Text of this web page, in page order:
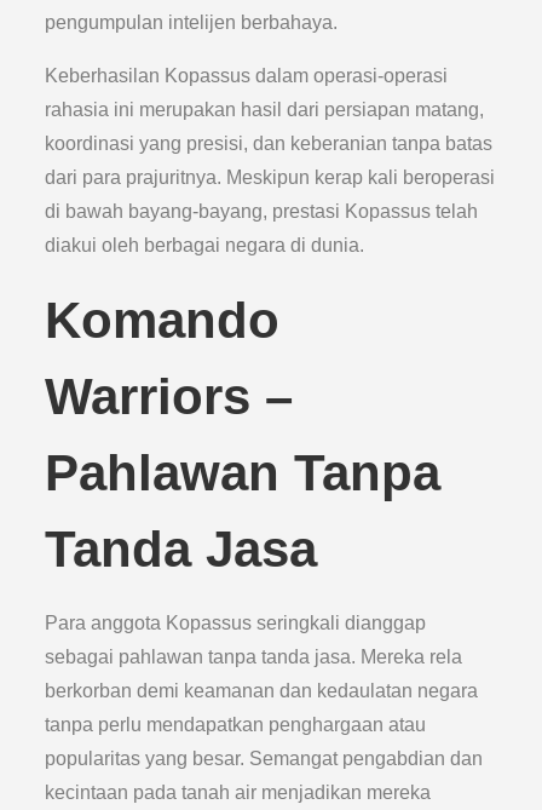
pengumpulan intelijen berbahaya.
Keberhasilan Kopassus dalam operasi-operasi
rahasia ini merupakan hasil dari persiapan matang,
koordinasi yang presisi, dan keberanian tanpa batas
dari para prajuritnya. Meskipun kerap kali beroperasi
di bawah bayang-bayang, prestasi Kopassus telah
diakui oleh berbagai negara di dunia.
Komando
Warriors –
Pahlawan Tanpa
Tanda Jasa
Para anggota Kopassus seringkali dianggap
sebagai pahlawan tanpa tanda jasa. Mereka rela
berkorban demi keamanan dan kedaulatan negara
tanpa perlu mendapatkan penghargaan atau
popularitas yang besar. Semangat pengabdian dan
kecintaan pada tanah air menjadikan mereka